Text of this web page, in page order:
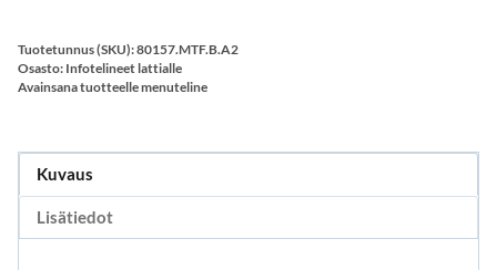
Tuotetunnus (SKU):80157.MTF.B.A2
Osasto: Infotelineet lattialle
Avainsana tuotteellemenuteline
Kuvaus
Lisätiedot